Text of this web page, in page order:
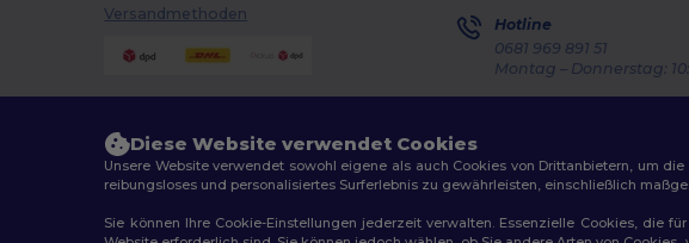
Versandmethoden
Hotline
0681 969 891 51
Montag – Donnerstag:
Diese Website verwendet Cookies
Unsere Website verwendet sowohl eigene als auch Cookies von Drittanbietern, um
reibungsloses und personalisiertes Surferlebnis zu gewährleisten, einschließlich
Sie können Ihre Cookie-Einstellungen jederzeit verwalten. Essenzielle Cookies,